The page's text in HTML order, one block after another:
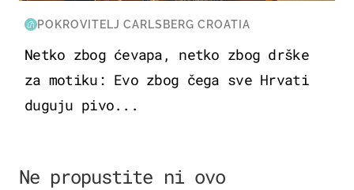
POKROVITELJ CARLSBERG CROATIA
Netko zbog ćevapa, netko zbog drške
za motiku: Evo zbog čega sve Hrvati
duguju pivo...
Ne propustite ni ovo